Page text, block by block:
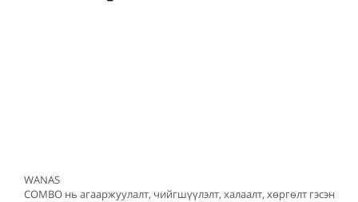
WANAS
COMBO нь агааржуулалт, чийгшүүлэлт, халаалт, хөргөлт гэсэн